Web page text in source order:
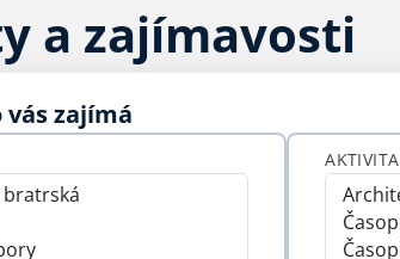
a zajímavosti
zajímá
AKTIVITA